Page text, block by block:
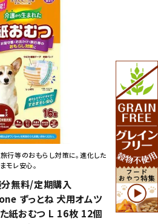
行等のおもらし対策に。進化した
モレ安心。
分無料/定期購入
ずっとね 犬用オムツ
紙おむつ L 16枚 12個